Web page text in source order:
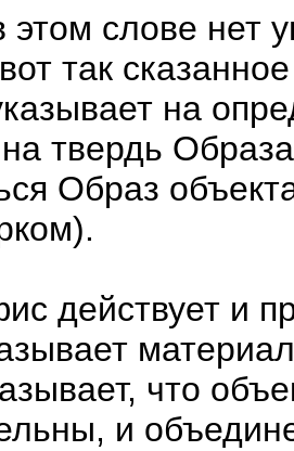
слове нет
так сказанное
на
твердь
Образ
действует и
что
и